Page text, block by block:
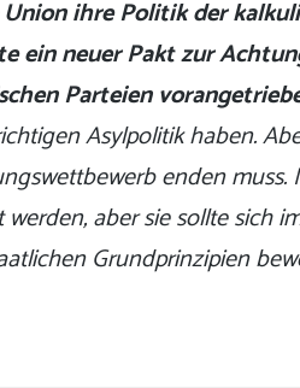
Union ihre Politik der
ein neuer Pakt zur
Parteien
Asylpolitik haben.
enden
aber sie sollte sich
Grundprinzipien